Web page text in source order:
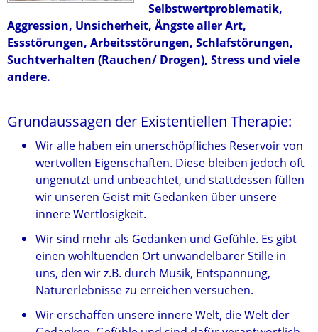
Selbstwertproblematik,
Aggression, Unsicherheit, Ängste aller Art,
Essstörungen, Arbeitsstörungen, Schlafstörungen,
Suchtverhalten (Rauchen/ Drogen), Stress und viele
andere.
Grundaussagen der Existentiellen Therapie:
Wir alle haben ein unerschöpfliches Reservoir von
wertvollen Eigenschaften. Diese bleiben jedoch oft
ungenutzt und unbeachtet, und stattdessen füllen
wir unseren Geist mit Gedanken über unsere
innere Wertlosigkeit.
Wir sind mehr als Gedanken und Gefühle. Es gibt
einen wohltuenden Ort unwandelbarer Stille in
uns, den wir z.B. durch Musik, Entspannung,
Naturerlebnisse zu erreichen versuchen.
Wir erschaffen unsere innere Welt, die Welt der